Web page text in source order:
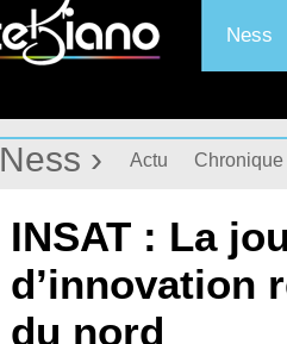
Ness
Ness › Actu Chronique
INSAT : La
d’innovation
du nord